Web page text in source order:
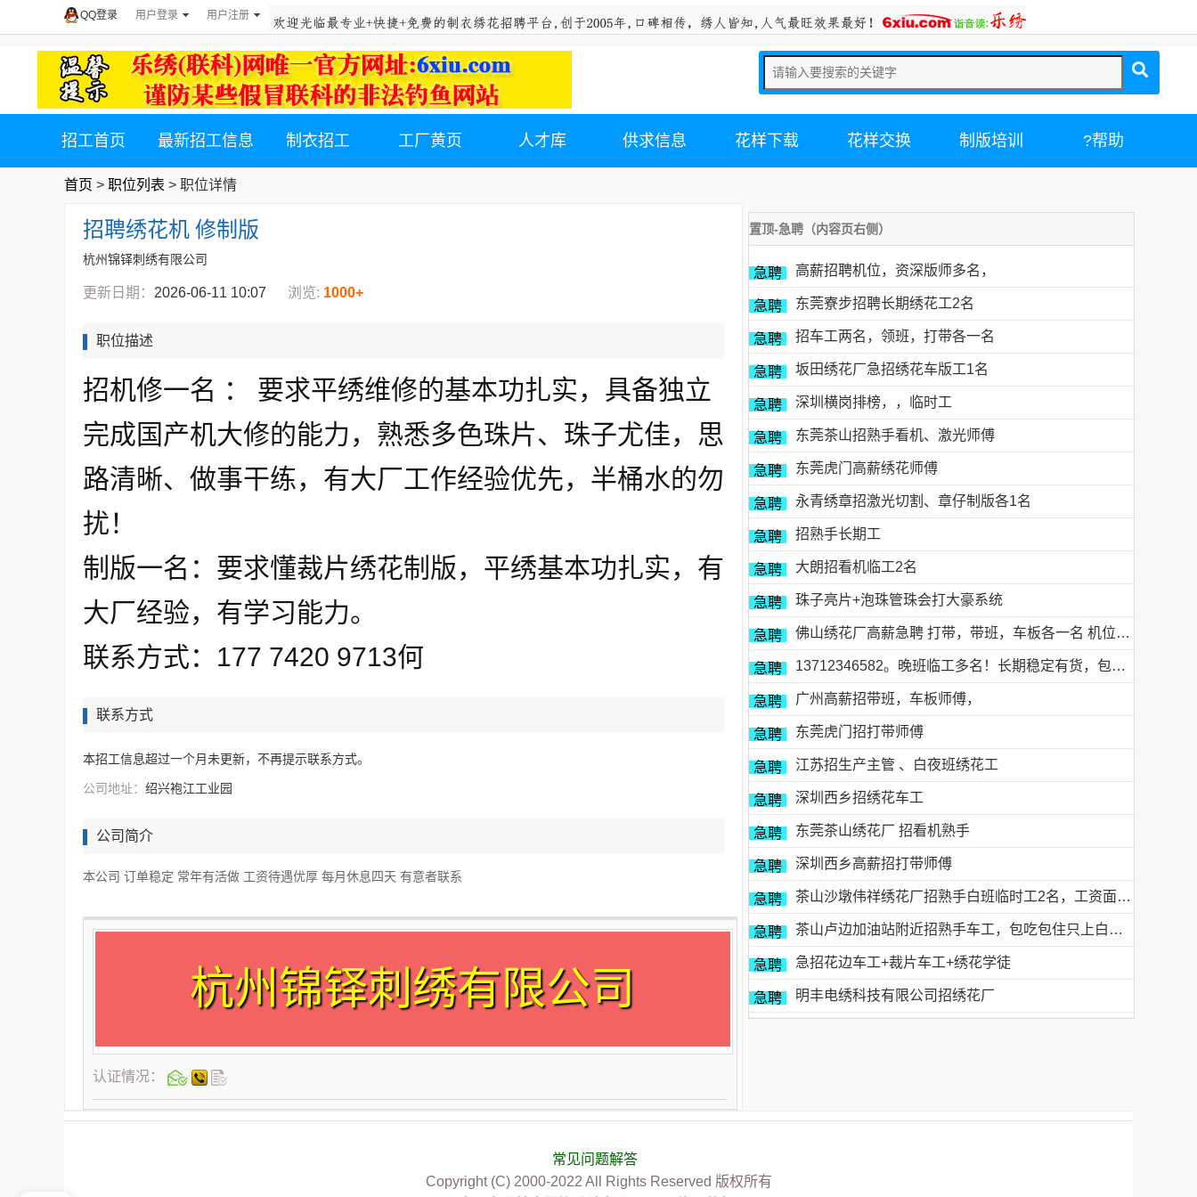
用户登录 用户注册
QQ登录
招工首页 最新招工信息 制衣招工 工厂黄页 人才库 供求信息 花样下载 花样交换 制版培训 ?帮助
首页 > 职位列表 > 职位详情
招聘绣花机 修制版
杭州锦铎刺绣有限公司
更新日期： 2026-06-11 10:07 浏览: 1000+
职位描述
招机修一名 ： 要求平绣维修的基本功扎实 ，具备独立
完成国产机大修的能力，熟悉多色珠片、珠子尤佳，思
路清晰、做事干练，有大厂工作经验优先，半桶水的勿
扰！
制版一名：要求懂裁片绣花制版，平绣基本功扎实，有
大厂经验，有学习能力。
联系方式：177 7420 9713何
联系方式
本招工信息超过一个月未更新，不再提示联系方式。
公司地址： 绍兴袍江工业园
公司简介
本公司 订单稳定 常年有活做 工资待遇优厚 每月休息四天 有意者联系
杭州锦铎刺绣有限公司
认证情况：
置顶-急聘（内容页右侧）
急聘 高薪招聘机位，资深版师多名，
急聘 东莞寮步招聘长期绣花工2名
急聘 招车工两名，领班，打带各一名
急聘 坂田绣花厂急招绣花车版工1名
急聘 深圳横岗排榜，，临时工
急聘 东莞茶山招熟手看机、激光师傅
急聘 东莞虎门高薪绣花师傅
急聘 永青绣章招激光切割、章仔制版各1名
急聘 招熟手长期工
急聘 大朗招看机临工2名
急聘 珠子亮片+泡珠管珠会打大豪系统
急聘 佛山绣花厂高薪急聘 打带，带班，车板各一名 机位多名
急聘 13712346582。晚班临工多名！长期稳定有货，包吃包住
急聘 广州高薪招带班，车板师傅，
急聘 东莞虎门招打带师傅
急聘 江苏招生产主管 、白夜班绣花工
急聘 深圳西乡招绣花车工
急聘 东莞茶山绣花厂 招看机熟手
急聘 深圳西乡高薪招打带师傅
急聘 茶山沙墩伟祥绣花厂招熟手白班临时工2名，工资面议，包吃住有的请电18676754153黎生
急聘 茶山卢边加油站附近招熟手车工，包吃包住只上白班，工资面议有的请电德胜13546915117
急聘 急招花边车工+裁片车工+绣花学徒
急聘 明丰电绣科技有限公司招绣花厂
常见问题解答
Copyright (C) 2000-2022 All Rights Reserved 版权所有